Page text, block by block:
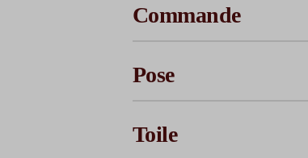
Commande
Pose
Toile